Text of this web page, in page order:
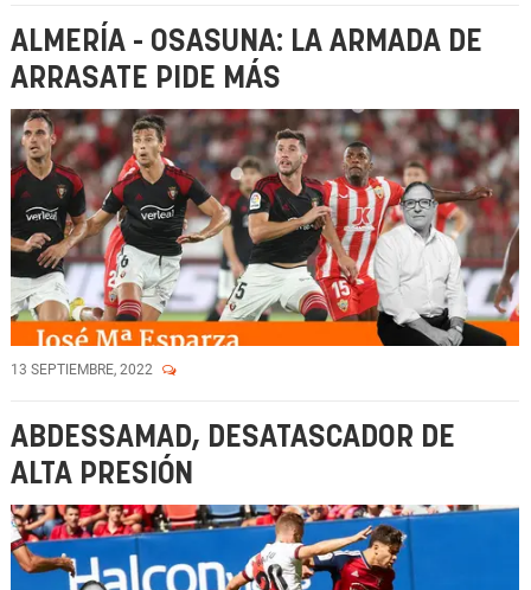
ALMERÍA - OSASUNA: LA ARMADA DE
ARRASATE PIDE MÁS
13 SEPTIEMBRE, 2022
ABDESSAMAD, DESATASCADOR DE
ALTA PRESIÓN